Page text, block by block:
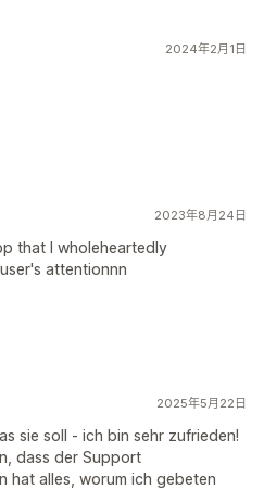
2024年2月1日
2023年8月24日
that I wholeheartedly
attentionnn
2025年5月22日
sie soll - ich bin sehr zufrieden!
dass der Support
hat alles, worum ich gebeten